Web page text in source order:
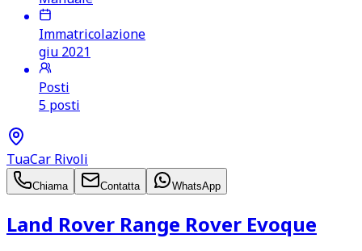
Immatricolazione
giu 2021
Posti
5 posti
TuaCar Rivoli
Chiama Contatta WhatsApp
Land Rover Range Rover Evoque